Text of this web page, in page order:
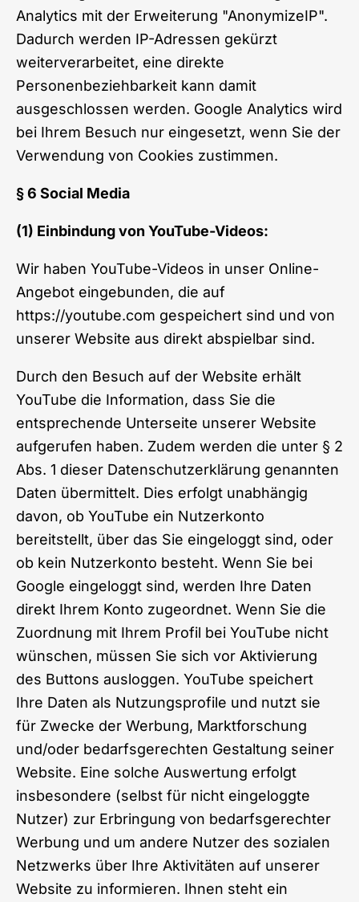
Analytics mit der Erweiterung "AnonymizeIP".
Dadurch werden IP-Adressen gekürzt
weiterverarbeitet, eine direkte
Personenbeziehbarkeit kann damit
ausgeschlossen werden. Google Analytics wird
bei Ihrem Besuch nur eingesetzt, wenn Sie der
Verwendung von Cookies zustimmen.
§ 6 Social Media
(1) Einbindung von YouTube-Videos:
Wir haben YouTube-Videos in unser Online-
Angebot eingebunden, die auf
https://youtube.com gespeichert sind und von
unserer Website aus direkt abspielbar sind.
Durch den Besuch auf der Website erhält
YouTube die Information, dass Sie die
entsprechende Unterseite unserer Website
aufgerufen haben. Zudem werden die unter § 2
Abs. 1 dieser Datenschutzerklärung genannten
Daten übermittelt. Dies erfolgt unabhängig
davon, ob YouTube ein Nutzerkonto
bereitstellt, über das Sie eingeloggt sind, oder
ob kein Nutzerkonto besteht. Wenn Sie bei
Google eingeloggt sind, werden Ihre Daten
direkt Ihrem Konto zugeordnet. Wenn Sie die
Zuordnung mit Ihrem Profil bei YouTube nicht
wünschen, müssen Sie sich vor Aktivierung
des Buttons ausloggen. YouTube speichert
Ihre Daten als Nutzungsprofile und nutzt sie
für Zwecke der Werbung, Marktforschung
und/oder bedarfsgerechten Gestaltung seiner
Website. Eine solche Auswertung erfolgt
insbesondere (selbst für nicht eingeloggte
Nutzer) zur Erbringung von bedarfsgerechter
Werbung und um andere Nutzer des sozialen
Netzwerks über Ihre Aktivitäten auf unserer
Website zu informieren. Ihnen steht ein